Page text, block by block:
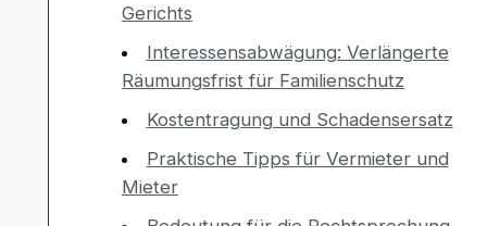
Gerichts
Interessensabwägung: Verlängerte
Räumungsfrist für Familienschutz
Kostentragung und Schadensersatz
Praktische Tipps für Vermieter und
Mieter